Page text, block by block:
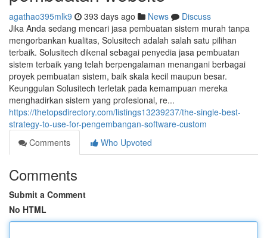
agathao395mlk9 393 days ago News
Discuss
Jika Anda sedang mencari jasa pembuatan sistem murah tanpa
mengorbankan kualitas, Solusitech adalah salah satu pilihan
terbaik. Solusitech dikenal sebagai penyedia jasa pembuatan
sistem terbaik yang telah berpengalaman menangani berbagai
proyek pembuatan sistem, baik skala kecil maupun besar.
Keunggulan Solusitech terletak pada kemampuan mereka
menghadirkan sistem yang profesional, re...
https://thetopsdirectory.com/listings13239237/the-single-best-
strategy-to-use-for-pengembangan-software-custom
Comments
Who Upvoted
Comments
Submit a Comment
No HTML